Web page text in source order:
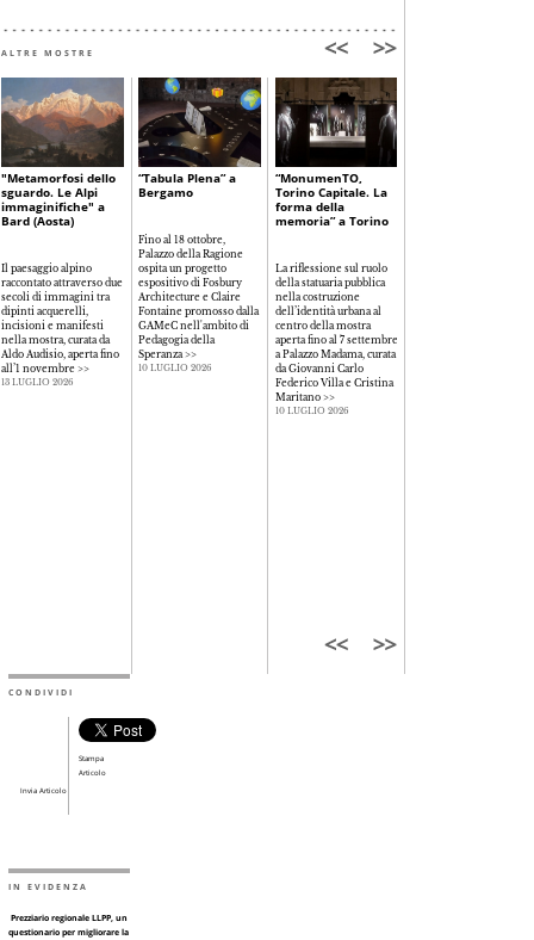
ALTRE MOSTRE
"Metamorfosi dello
sguardo. Le Alpi
immaginifiche" a
Bard (Aosta)
Il paesaggio alpino
raccontato attraverso due
secoli di immagini tra
dipinti acquerelli,
incisioni e manifesti
nella mostra, curata da
Aldo Audisio, aperta fino
all’1 novembre >>
13 LUGLIO 2026
“Tabula Plena” a
Bergamo
Fino al 18 ottobre,
Palazzo della Ragione
ospita un progetto
espositivo di Fosbury
Architecture e Claire
Fontaine promosso dalla
GAMeC nell'ambito di
Pedagogia della
Speranza>>
10 LUGLIO 2026
“MonumenTO,
Torino Capitale. La
forma della
memoria” a Torino
La riflessione sul ruolo
della statuaria pubblica
nella costruzione
dell’identità urbana al
centro della mostra
aperta fino al 7 settembre
a Palazzo Madama, curata
da Giovanni Carlo
Federico Villa e Cristina
Maritano>>
10 LUGLIO 2026
CONDIVIDI
Stampa
Articolo
Invia Articolo
IN EVIDENZA
Prezziario regionale LLPP, un
questionario per migliorare la